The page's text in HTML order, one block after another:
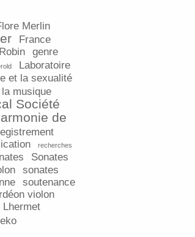
Merlin
France
genre
Laboratoire
et la sexualité
musique
Société
de
recherches
Sonates
sonates
soutenance
violon
Lhermet